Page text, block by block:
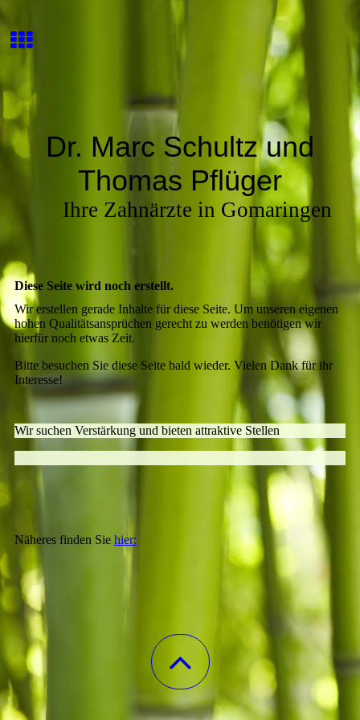
Dr. Marc Schultz und
Thomas Pflüger
Ihre Zahnärzte in Gomaringen
Diese Seite wird noch erstellt.
Wir erstellen gerade Inhalte für diese Seite. Um unseren eigenen
hohen Qualitätsansprüchen gerecht zu werden benötigen wir
hierfür noch etwas Zeit.
Bitte besuchen Sie diese Seite bald wieder. Vielen Dank für ihr
Interesse!
Wir suchen Verstärkung und bieten attraktive Stellen
Näheres finden Sie hier: